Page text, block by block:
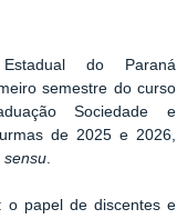
do Paraná
semestre do curso
Sociedade e
de 2025 e 2026,
sensu.
o papel de discentes e